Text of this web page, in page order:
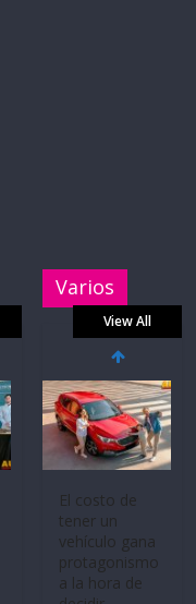
Varios
View All
El costo de
tener un
vehículo gana
protagonismo
a la hora de